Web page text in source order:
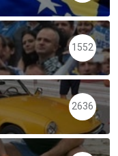
1552
2636